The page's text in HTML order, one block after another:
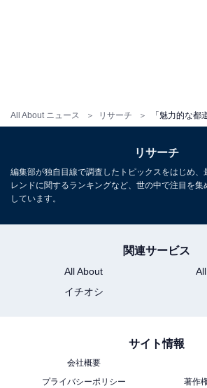
All About ニュース リサーチ
魅力度を含めた7つの評価項目を平均
都道府県別の「魅力度」が1.3ポイン
リサーチ
編集部が独自目線で調査したトピックスをはじめ、
レンドに関するランキングなど、世の中で注目を
しています。
関連サービス
All About
イチオシ
サイト情報
会社概要
プライバシーポリシー
著作